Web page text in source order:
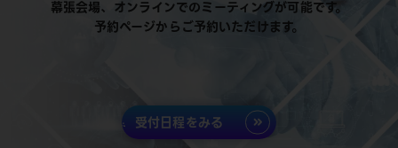
幕張会場、オンラインでのミーティングが可能です。
予約ページからご予約いただけます。
受付日程をみる